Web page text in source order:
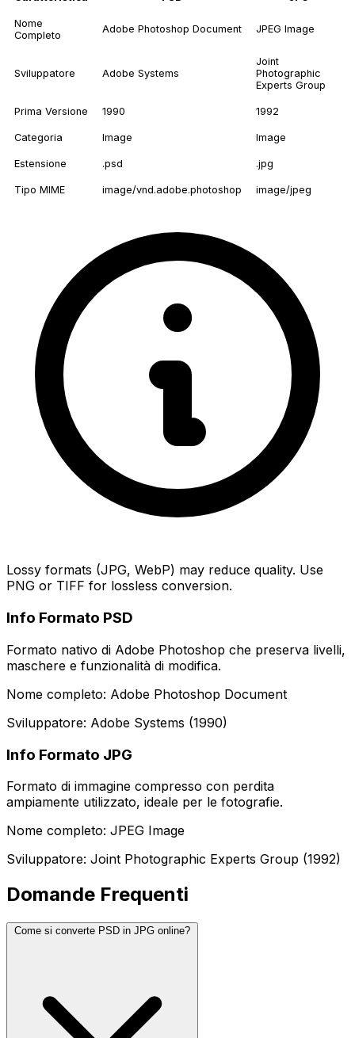
Nome
Completo
Adobe Photoshop Document JPEG Image
Sviluppatore Adobe Systems
Joint
Photographic
Experts Group
Prima Versione 1990 1992
Categoria Image Image
Estensione .psd .jpg
Tipo MIME image/vnd.adobe.photoshop image/jpeg
Lossy formats (JPG, WebP) may reduce quality. Use
PNG or TIFF for lossless conversion.
Info Formato PSD
Formato nativo di Adobe Photoshop che preserva livelli,
maschere e funzionalità di modifica.
Nome completo: Adobe Photoshop Document
Sviluppatore: Adobe Systems (1990)
Info Formato JPG
Formato di immagine compresso con perdita
ampiamente utilizzato, ideale per le fotografie.
Nome completo: JPEG Image
Sviluppatore: Joint Photographic Experts Group (1992)
Domande Frequenti
Come si converte PSD in JPG online?